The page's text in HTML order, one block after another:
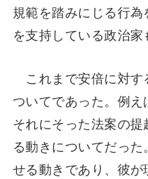
規範を踏みにじる行
を支持している政治家
これまで安倍に対す
ついてであった。例
それにそった法案の
る動きについてだっ
せる動きであり、彼